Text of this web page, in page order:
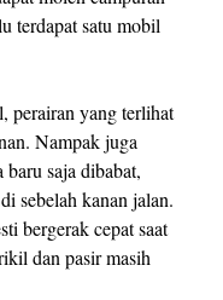
terdapat satu mobil
perairan yang terlihat
Nampak juga
saja dibabat,
sebelah kanan jalan.
bergerak cepat saat
dan pasir masih